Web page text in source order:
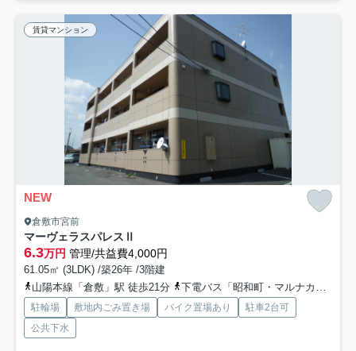
賃貸マンション
NEW
倉敷市宮前
マーヴェラスパレスⅡ
6.3万円 管理/共益費4,000円
61.05㎡ (3LDK) /築26年 /3階建
山陽本線「倉敷」駅 徒歩21分
下電バス「昭和町・マルナカ倉敷駅前店」バス停下車 徒歩22分
駐輪場 敷地内ごみ置き場 バイク置場あり
駐車2台可
公共下水